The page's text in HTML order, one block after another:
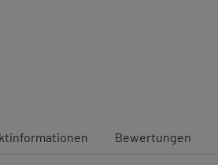
Bewertungen